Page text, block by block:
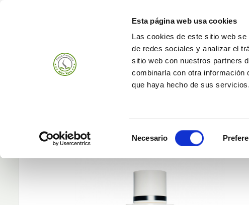
Esta página web usa cookies
Las cookies de este sitio web
de redes sociales y analizar el
sitio web con nuestros partners
combinarla con otra información
que haya hecho de sus servicios.
Necesario
Productos Empresa